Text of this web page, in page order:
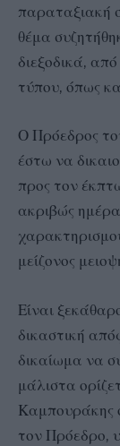
παραταξιακή
θέμα
διεξοδικά,
τύπου, όπως
Ο Πρόεδρος
έστω να
προς τον
ακριβώς
μείζονος
Είναι
δικαστική
δικαίωμα να
μάλιστα
Καμπουράκης
τον Πρόεδρο,